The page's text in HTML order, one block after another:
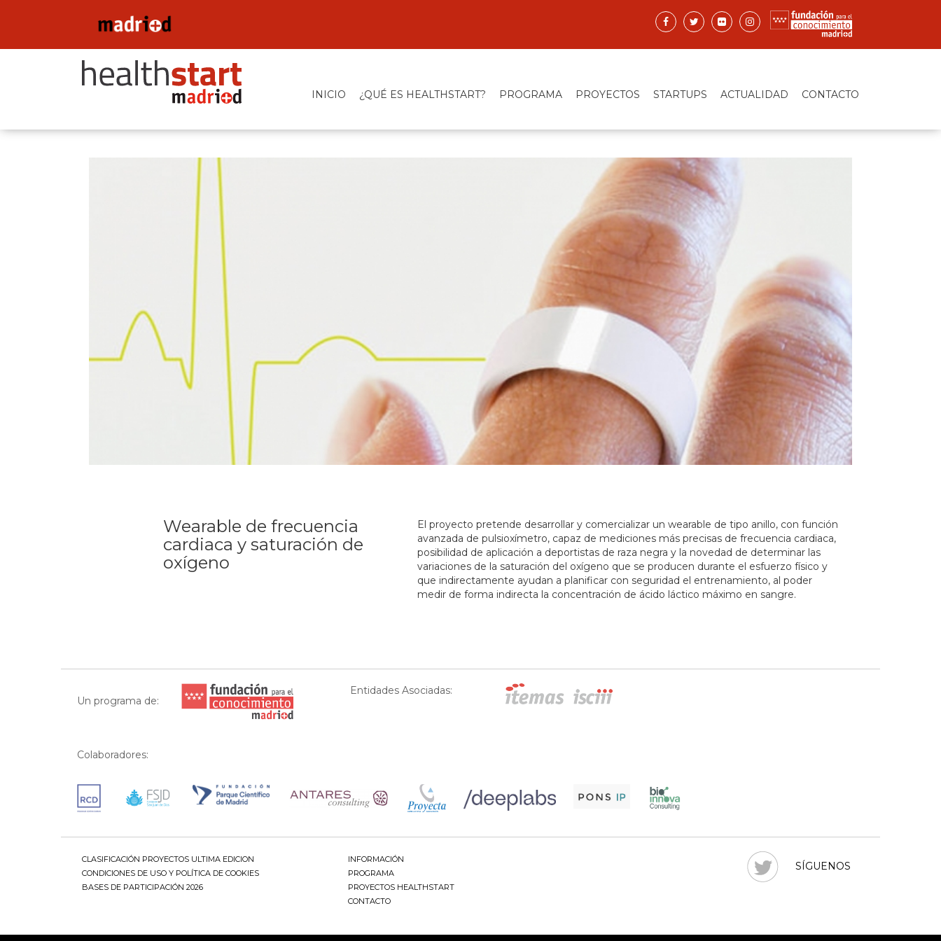
INICIO ¿QUÉ ES HEALTHSTART? PROGRAMA PROYECTOS STARTUPS ACTUALIDAD CONTACTO
Wearable de frecuencia
cardiaca y saturación de
oxígeno
El proyecto pretende desarrollar y comercializar un wearable de tipo anillo, con función
avanzada de pulsioxímetro, capaz de mediciones más precisas de frecuencia cardiaca,
posibilidad de aplicación a deportistas de raza negra y la novedad de determinar las
variaciones de la saturación del oxígeno que se producen durante el esfuerzo físico y
que indirectamente ayudan a planificar con seguridad el entrenamiento, al poder
medir de forma indirecta la concentración de ácido láctico máximo en sangre.
Un programa de:
Entidades Asociadas:
Colaboradores:
CLASIFICACIÓN PROYECTOS ULTIMA EDICION
CONDICIONES DE USO Y POLÍTICA DE COOKIES
BASES DE PARTICIPACIÓN 2026
INFORMACIÓN
PROGRAMA
PROYECTOS HEALTHSTART
CONTACTO
SÍGUENOS